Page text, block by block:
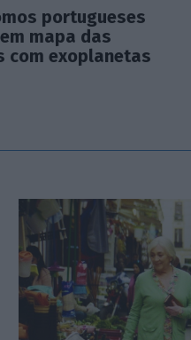
portugueses
mapa das
com exoplanetas